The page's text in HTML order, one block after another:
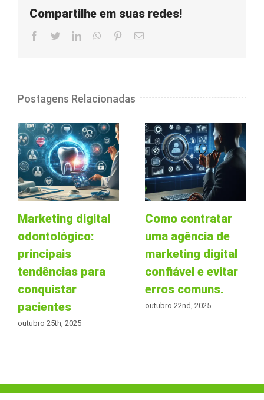
Compartilhe em suas redes!
Facebook
TwitterLinkedInWhatsApp
Pinterest
E-
Postagens Relacionadas
Marketing digital
odontológico:
principais
tendências para
conquistar
pacientes
outubro 25th, 2025
Como contratar
uma agência de
marketing digital
confiável e evitar
erros comuns.
outubro 22nd, 2025